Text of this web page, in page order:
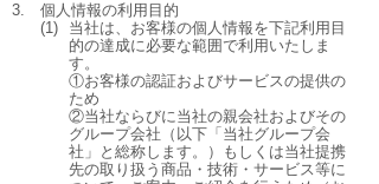
3.
個人情報の利用目的
(1)
当社は、お客様の個人情報を下記利用目
的の達成に必要な範囲で利用いたしま
す。
①お客様の認証およびサービスの提供の
ため
②当社ならびに当社の親会社およびその
グループ会社（以下「当社グループ会
社」と総称します。）もしくは当社提携
先の取り扱う商品・技術・サービス等に